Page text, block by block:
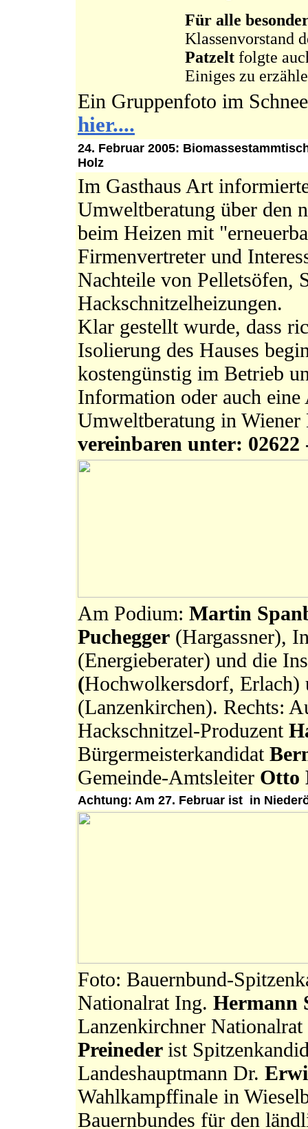
Für alle
Klassenvorstand
Patzelt folgte
Einiges zu
Ein Gruppenfoto im
hier....
24. Februar 2005:
Holz
Im Gasthaus Art
Umweltberatung über den
beim Heizen mit
Firmenvertreter und
Nachteile von Pelletsöfen,
Hackschnitzelheizungen.
Klar gestellt wurde, dass
Isolierung des Hauses
kostengünstig im Betrieb
Information oder auch
Umweltberatung in
vereinbaren unter: 02622
Am Podium: Martin
Puchegger(Hargassner),
(Energieberater) und die
(Hochwolkersdorf,
(Lanzenkirchen). Rechts:
Hackschnitzel-Produzent
Bürgermeisterkandidat
Gemeinde-Amtsleiter Otto
Achtung: Am 27. Februar ist in
Foto: Bauernbund-
Nationalrat Ing. Hermann
Lanzenkirchner
Preineder ist
Landeshauptmann Dr.
Wahlkampffinale in
Bauernbundes für den